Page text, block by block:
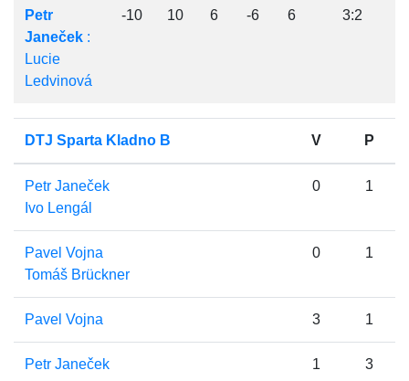
Petr
Janeček :
Lucie
Ledvinová
-10 10 6 -6 6 3:2
DTJ Sparta Kladno B V P
Petr Janeček
Ivo Lengál
0 1
Pavel Vojna
Tomáš Brückner
0 1
Pavel Vojna 3 1
Petr Janeček 1 3